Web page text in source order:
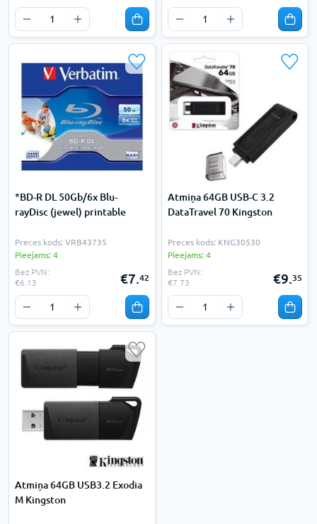
*BD-R DL 50Gb/6x Blu-
rayDisc (jewel) printable
Preces kods: VRB43735
Pieejams: 4
Bez PVN:
€6.13
€7.42
Atmiņa 64GB USB-C 3.2
DataTravel 70 Kingston
Preces kods: KNG30530
Pieejams: 4
Bez PVN:
€7.73
€9.35
Atmiņa 64GB USB3.2 Exodia
M Kingston